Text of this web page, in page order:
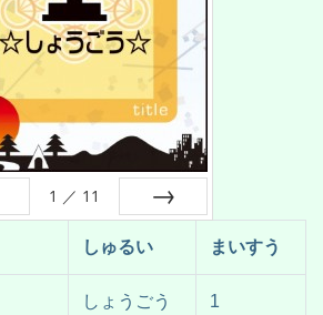
1 ／ 11
しゅるい まいすう
しょうごう 1